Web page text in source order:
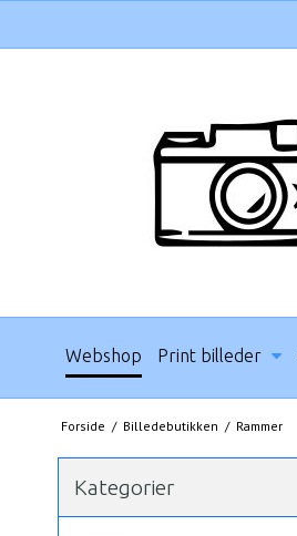
Webshop Print billeder
Forside / Billedebutikken / Rammer
Kategorier